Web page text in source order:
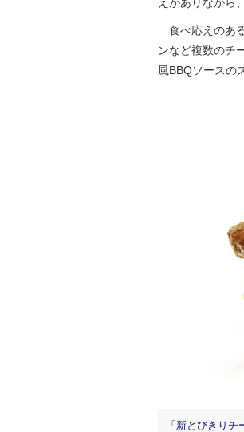
食べ応えのあ
ンなど複数のチ
風BBQソースの
「新とびきり